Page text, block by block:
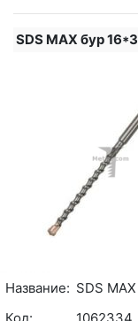
SDS MAX бур
Название: SDS